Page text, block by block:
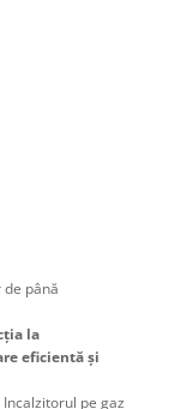
până
la
eficientă și
Incalzitorul pe gaz